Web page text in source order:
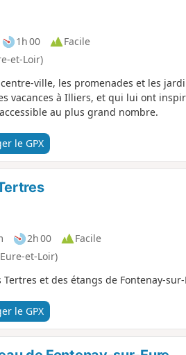
1h 00
Facile
et-Loir)
ville, les promenades et les
vacances à Illiers, et qui lui ont
au plus grand nombre.
le GPX
2h 00
Facile
et-Loir)
et des étangs de Fontenay-sur-
le GPX